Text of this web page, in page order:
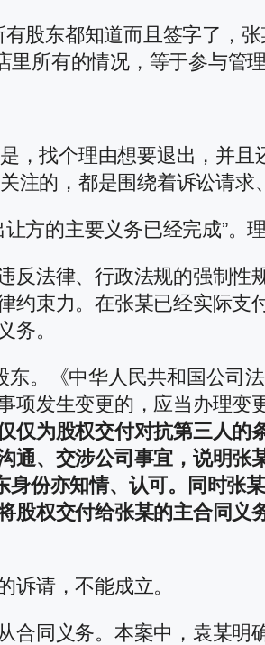
股东都知道而且签字了，
里所有的情况，等于参与管
，找个理由想要退出，并且
的，都是围绕着诉讼请求
方的主要义务已经完成”。
反法律、行政法规的强制性
约束力。在张某已经实际支
务。
。《中华人民共和国公司
项发生变更的，应当办理变
仅为股权交付对抗第三人的
通、交涉公司事宜，说明张
份亦知情、认可。同时张
股权交付给张某的主合同义
请，不能成立。
合同义务。本案中，袁某明